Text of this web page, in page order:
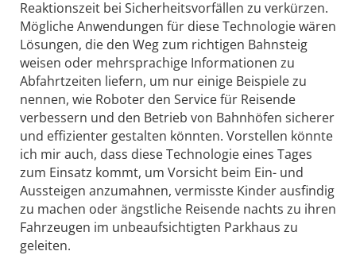
Reaktionszeit bei Sicherheitsvorfällen zu verkürzen.
Mögliche Anwendungen für diese Technologie wären
Lösungen, die den Weg zum richtigen Bahnsteig
weisen oder mehrsprachige Informationen zu
Abfahrtzeiten liefern, um nur einige Beispiele zu
nennen, wie Roboter den Service für Reisende
verbessern und den Betrieb von Bahnhöfen sicherer
und effizienter gestalten könnten. Vorstellen könnte
ich mir auch, dass diese Technologie eines Tages
zum Einsatz kommt, um Vorsicht beim Ein- und
Aussteigen anzumahnen, vermisste Kinder ausfindig
zu machen oder ängstliche Reisende nachts zu ihren
Fahrzeugen im unbeaufsichtigten Parkhaus zu
geleiten.